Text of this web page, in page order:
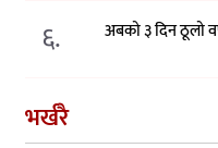
६. अबको ३ दिन ठूलो
भर्खरै